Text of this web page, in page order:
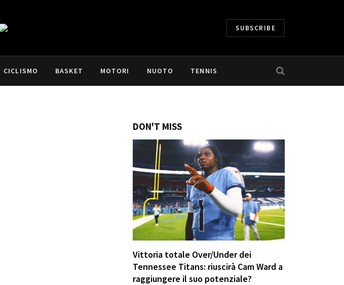
SUBSCRIBE
CICLISMO BASKET MOTORI NUOTO TENNIS
DON'T MISS
Vittoria totale Over/Under dei
Tennessee Titans: riuscirà Cam Ward a
raggiungere il suo potenziale?